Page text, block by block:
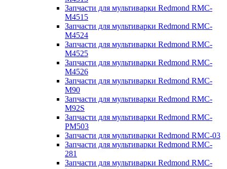
Запчасти для мультиварки Redmond RMC-
M4515
Запчасти для мультиварки Redmond RMC-
M4524
Запчасти для мультиварки Redmond RMC-
M4525
Запчасти для мультиварки Redmond RMC-
M4526
Запчасти для мультиварки Redmond RMC-
M90
Запчасти для мультиварки Redmond RMC-
M92S
Запчасти для мультиварки Redmond RMC-
PM503
Запчасти для мультиварки Redmond RMC-03
Запчасти для мультиварки Redmond RMC-
281
Запчасти для мультиварки Redmond RMC-